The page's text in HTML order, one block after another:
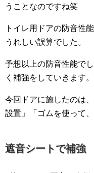
うことなのですね笑
トイレ用ドアの防音性
うれしい誤算でした。
予想以上の防音性能で
く補強をしていきます。
今回ドアに施したのは
設置」「ゴムを使って
遮音シートで補強